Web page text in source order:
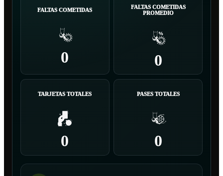
FALTAS COMETIDAS
0
FALTAS COMETIDAS
PROMEDIO
0
TARJETAS TOTALES
0
PASES TOTALES
0